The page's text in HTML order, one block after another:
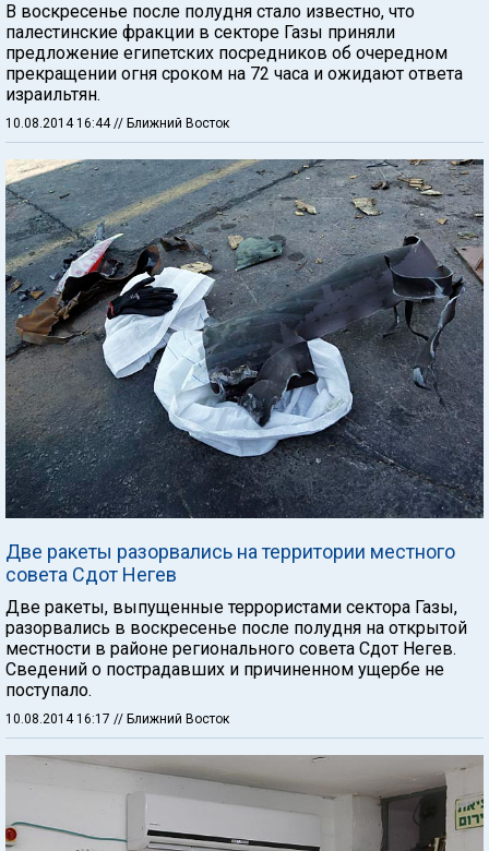
В воскресенье после полудня стало известно, что
палестинские фракции в секторе Газы приняли
предложение египетских посредников об очередном
прекращении огня сроком на 72 часа и ожидают ответа
израильтян.
10.08.2014 16:44// Ближний Восток
Две ракеты разорвались на территории местного
совета Сдот Негев
Две ракеты, выпущенные террористами сектора Газы,
разорвались в воскресенье после полудня на открытой
местности в районе регионального совета Сдот Негев.
Сведений о пострадавших и причиненном ущербе не
поступало.
10.08.2014 16:17 // Ближний Восток